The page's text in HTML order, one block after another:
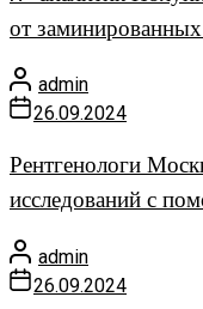
от
admin
26.09.2024
Рентгенологи
исследований с
admin
26.09.2024